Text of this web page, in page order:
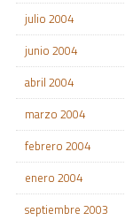
julio 2004
junio 2004
abril 2004
marzo 2004
febrero 2004
enero 2004
septiembre 2003